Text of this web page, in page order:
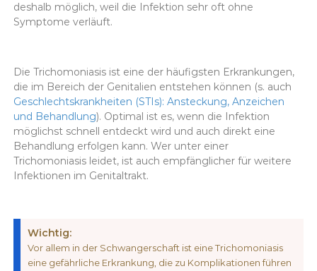
deshalb möglich, weil die Infektion sehr oft ohne
Symptome verläuft.
Die Trichomoniasis ist eine der häufigsten Erkrankungen,
die im Bereich der Genitalien entstehen können (s. auch
Geschlechtskrankheiten (STIs): Ansteckung, Anzeichen
und Behandlung). Optimal ist es, wenn die Infektion
möglichst schnell entdeckt wird und auch direkt eine
Behandlung erfolgen kann. Wer unter einer
Trichomoniasis leidet, ist auch empfänglicher für weitere
Infektionen im Genitaltrakt.
Wichtig:
Vor allem in der Schwangerschaft ist eine Trichomoniasis
eine gefährliche Erkrankung, die zu Komplikationen führen